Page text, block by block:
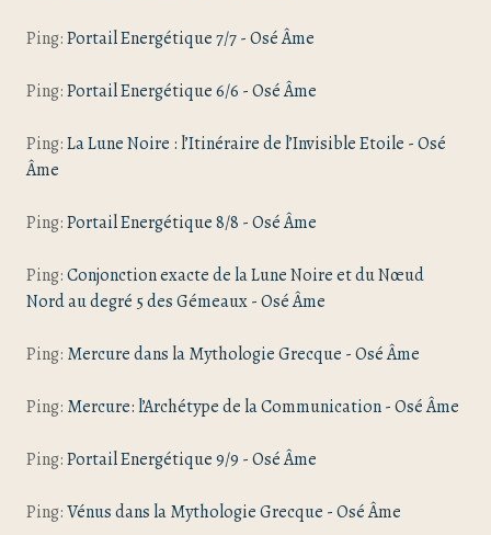
Ping:Portail Energétique 7/7 - Osé Âme
Ping:Portail Energétique 6/6 - Osé Âme
Ping:La Lune Noire : l’Itinéraire de l’Invisible Etoile - Osé
Âme
Ping:Portail Energétique 8/8 - Osé Âme
Ping:Conjonction exacte de la Lune Noire et du Nœud
Nord au degré 5 des Gémeaux - Osé Âme
Ping: Mercure dans la Mythologie Grecque - Osé Âme
Ping: Mercure: l’Archétype de la Communication - Osé Âme
Ping:Portail Energétique 9/9 - Osé Âme
Ping:Vénus dans la Mythologie Grecque - Osé Âme